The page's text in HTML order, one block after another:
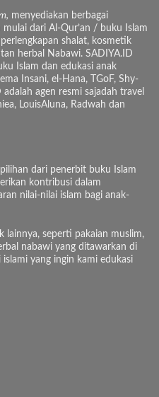
menyediakan berbagai
dari Al-Qur’an / buku Islam
shalat, kosmetik
herbal Nabawi. SADIYA.ID
Islam dan edukasi anak
Insani, el-Hana, TGoF, Shy-
agen resmi sajadah travel
LouisAluna, Radwah dan
dari penerbit buku Islam
kontribusi dalam
nilai-nilai islam bagi anak-
lainnya, seperti pakaian muslim,
nabawi yang ditawarkan di
yang ingin kami edukasi